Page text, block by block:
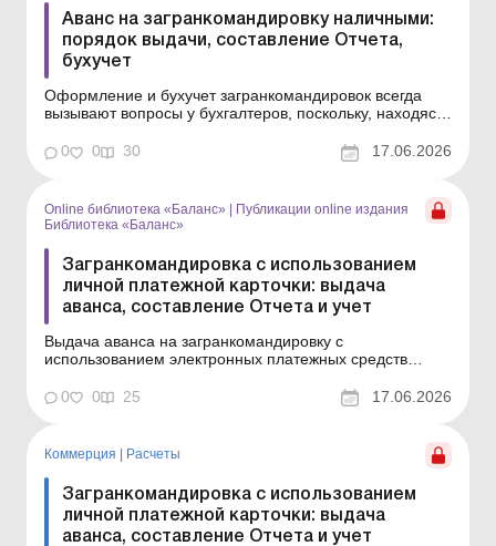
Аванс на загранкомандировку наличными:
порядок выдачи, составление Отчета,
бухучет
Оформление и бухучет загранкомандировок всегда
вызывают вопросы у бухгалтеров, поскольку, находясь
инвалюте. В статье рассмотрим порядок учета
командировочных расходов в ситуации, когда аванс на
или г...
0 0 30 17.06.2026
Online библиотека «Баланс» | Публикации online издания
Библиотека «Баланс»
Загранкомандировка с использованием
личной платежной карточки: выдача
аванса, составление Отчета и учет
Выдача аванса на загранкомандировку с
использованием электронных платежных средств
и широко применяемый вариант. В статье рассмотрим
особенности учета командировочных расходов в
карточку рабо...
0 0 25 17.06.2026
Коммерция | Расчеты
Загранкомандировка с использованием
личной платежной карточки: выдача
аванса, составление Отчета и учет